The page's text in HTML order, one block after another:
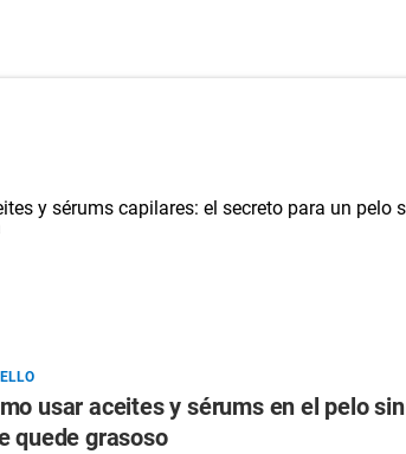
usar aceites y sérums en el pelo sin
quede grasoso